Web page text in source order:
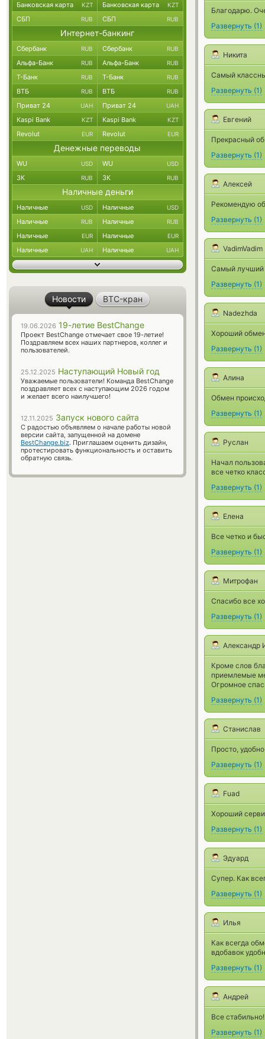
Благодарю.
Развернуть (1)
Никита
Самый
Развернуть (1)
Евгений
Прекрасный
Развернуть (1)
Алексей
Рекомендую
Развернуть (1)
VadimVadim
Самый лучший
Развернуть (1)
Nadezhda
Хороший
Развернуть (1)
Алина
Обмен
Развернуть (1)
Руслан
Начал
все четко
Развернуть (1)
Елена
Все четко и
Развернуть (1)
Митрофан
Спасибо все
Развернуть (1)
Александр
Кроме слов
приемлемые
Огромное
Развернуть (1)
Станислав
Просто,
Развернуть (1)
Fuad
Хороший
Развернуть (1)
Эдуард
Супер. Как
Развернуть (1)
Илья
Как всегда
вдобавок
Развернуть (1)
Андрей
Все стабильно!
Развернуть (1)
Банковская карта KZT Банковская карта KZT
СБП RUB СБП RUB
Интернет-банкинг
Сбербанк RUB Сбербанк RUB
Альфа-Банк RUB Альфа-Банк RUB
Т-Банк RUB Т-Банк RUB
ВТБ RUB ВТБ RUB
Приват 24 UAH Приват 24 UAH
Kaspi Bank KZT Kaspi Bank KZT
Revolut EUR Revolut EUR
Денежные переводы
WU USD WU USD
ЗК RUB ЗК RUB
Наличные деньги
Наличные USD Наличные USD
Наличные RUB Наличные RUB
Наличные EUR Наличные EUR
Наличные UAH Наличные UAH
Новости BTC-кран
19.06.2026 19-летие BestChange
Проект BestChange отмечает свое 19-летие!
Поздравляем всех наших партнеров, коллег и
пользователей.
25.12.2025 Наступающий Новый год
Уважаемые пользователи! Команда BestChange
поздравляет всех с наступающим 2026 годом
и желает всего наилучшего!
12.11.2025 Запуск нового сайта
С радостью объявляем о начале работы новой
версии сайта, запущенной на домене
BestChange.biz. Приглашаем оценить дизайн,
протестировать функциональность и оставить
обратную связь.